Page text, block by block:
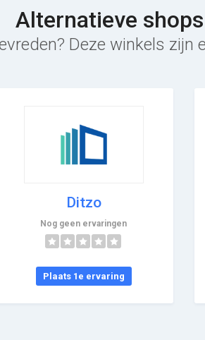
Alternatieve
Deze winkels
Ditzo
Nog geen ervaringen
Plaats 1e ervaring